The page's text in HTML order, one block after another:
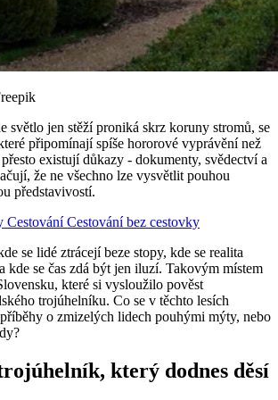
světlo jen stěží proniká skrz koruny stromů, se
připomínají spíše hororové vyprávění než
existují důkazy - dokumenty, svědectví a
že ne všechno lze vysvětlit pouhou
představivostí.
CestováníCestování bez cestovky
se lidé ztrácejí beze stopy, kde se realita
kde se čas zdá být jen iluzí. Takovým místem
které si vysloužilo pověst
trojúhelníku. Co se v těchto lesích
příběhy o zmizelých lidech pouhými mýty, nebo
který dodnes děsí